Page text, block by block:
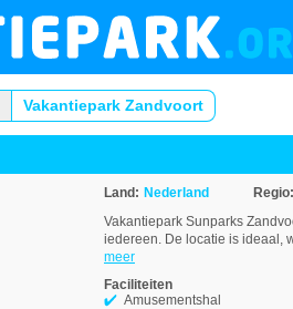
Vakantiepark Zandvoort
Land: Nederland Regio:
Vakantiepark Sunparks
iedereen. De locatie is ideaal,
meer
Faciliteiten
Amusementshal